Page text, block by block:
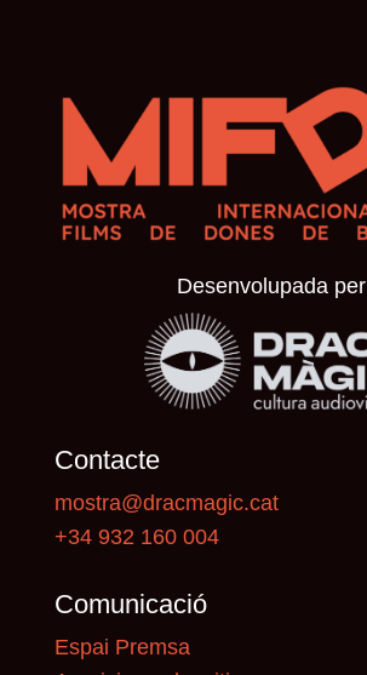
Desenvolupada per
Contacte
mostra@dracmagic.cat
+34 932 160 004
Comunicació
Espai Premsa